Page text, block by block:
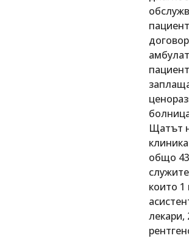
Щатът
общо 43
които 1
лекари,